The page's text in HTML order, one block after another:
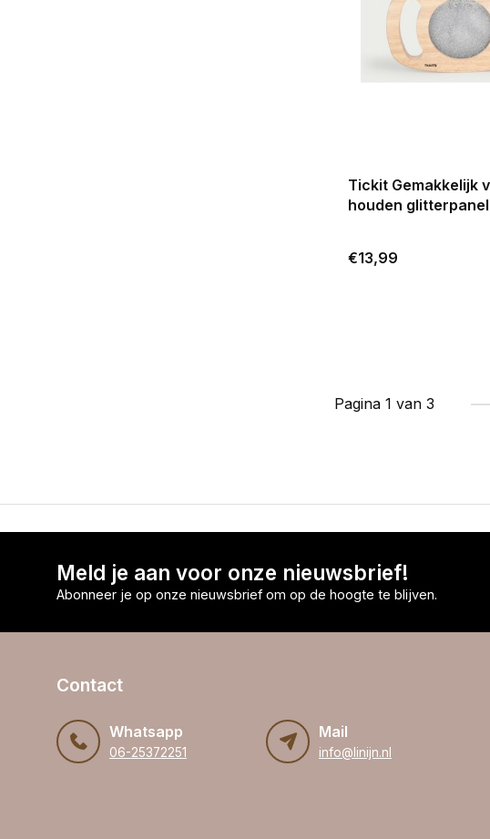
Tickit Gemakkelijk
houden
€13,99
Pagina 1 van 3
Meld je aan voor onze nieuwsbrief!
Abonneer je op onze nieuwsbrief om op de hoogte te blijven.
Contact
Whatsapp
06-25372251
Mail
info@linijn.nl